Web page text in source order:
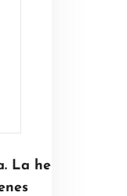
La he